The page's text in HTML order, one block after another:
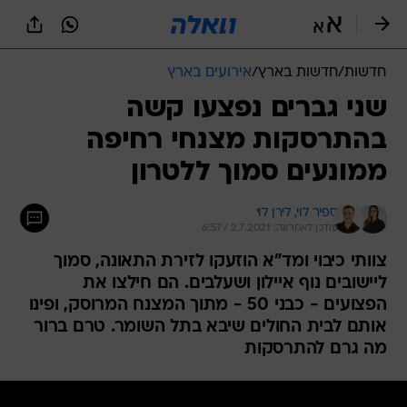
חדשות/חדשות בארץ/אירועים בארץ
שני גברים נפצעו קשה
בהתרסקות מצנחי רחיפה
ממונעים סמוך ללטרון
ספיר לוי, לירן לוי
עודכן לאחרונה: 2.7.2021 / 6:57
צוותי כיבוי ומד"א הוזעקו לזירת התאונה, סמוך
ליישובים נוף איילון ושעלבים. הם חילצו את
הפצועים - כבני 50 - מתוך המצנח המרוסק, ופינו
אותם לבית החולים שיבא בתל השומר. טרם ברור
מה גרם להתרסקות